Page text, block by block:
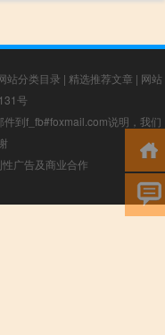
站分类目录 | 精选推荐文章 | 网站
号
到f_fb#foxmail.com说明，我们
广告及商业合作